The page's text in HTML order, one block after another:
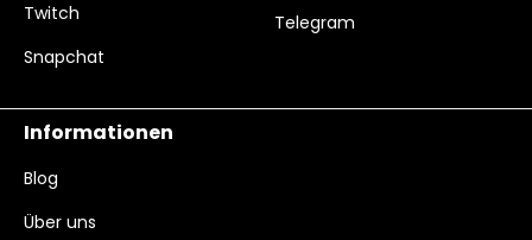
Twitch
Snapchat
Telegram
Informationen
Blog
Über uns